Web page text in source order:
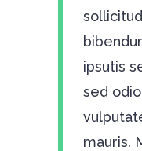
ipsutis
sed
mauris.